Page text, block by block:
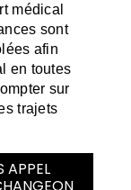
médical
sont
afin
en toutes
sur
trajets
APPEL